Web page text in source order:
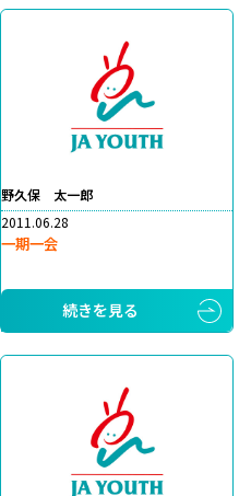
野久保 太一郎
2011.06.28
一期一会
続きを見る